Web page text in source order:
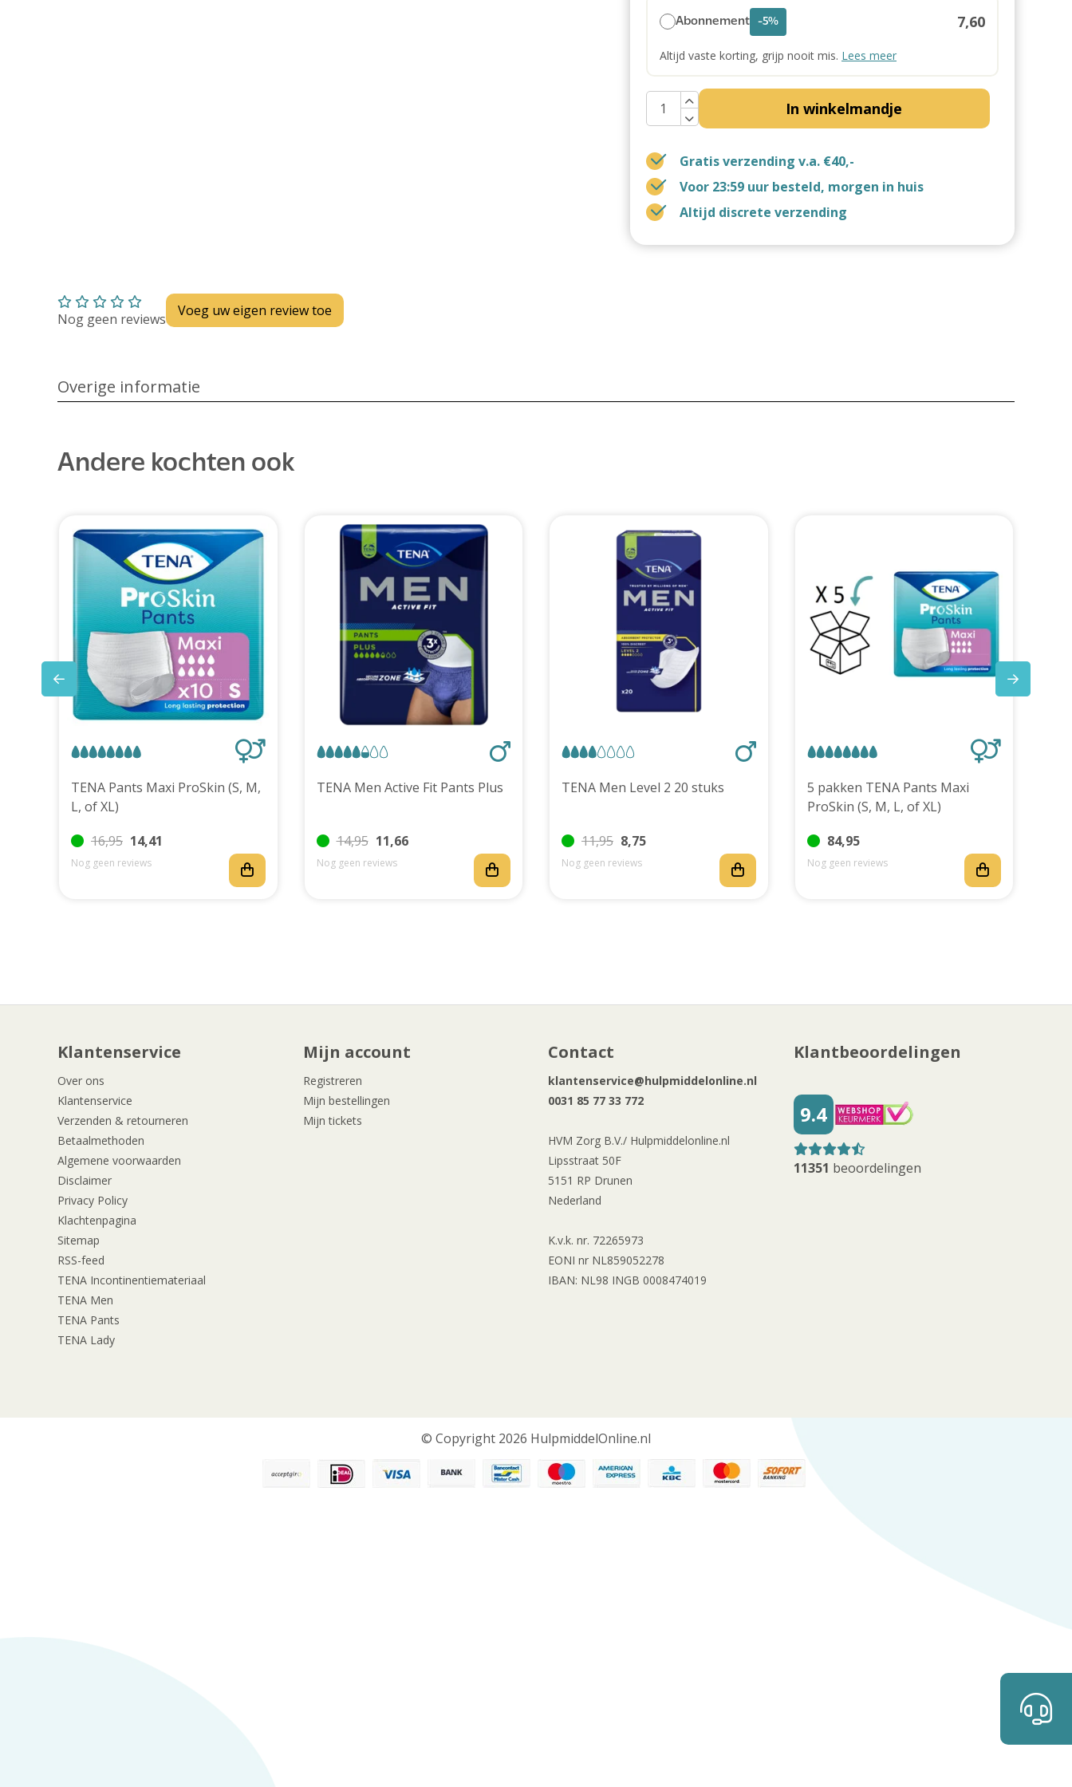
Abonnement -5% 7,60
Altijd vaste korting, grijp nooit mis. Lees meer
In winkelmandje
Gratis verzending v.a. €40,-
Voor 23:59 uur besteld, morgen in huis
Altijd discrete verzending
Nog geen reviews Voeg uw eigen review toe
Overige informatie
Andere kochten ook
TENA Pants Maxi ProSkin (S, M,
L, of XL)
16,95 14,41
Nog geen reviews
TENA Men Active Fit Pants Plus
14,95 11,66
Nog geen reviews
TENA Men Level 2 20 stuks
11,95 8,75
Nog geen reviews
5 pakken TENA Pants Maxi
ProSkin (S, M, L, of XL)
84,95
Nog geen reviews
Klantenservice
Over ons
Klantenservice
Verzenden & retourneren
Betaalmethoden
Algemene voorwaarden
Disclaimer
Privacy Policy
Klachtenpagina
Sitemap
RSS-feed
TENA Incontinentiemateriaal
TENA Men
TENA Pants
TENA Lady
Mijn account
Registreren
Mijn bestellingen
Mijn tickets
Contact
klantenservice@hulpmiddelonline.nl
0031 85 77 33 772
HVM Zorg B.V./ Hulpmiddelonline.nl
Lipsstraat 50F
5151 RP Drunen
Nederland
K.v.k. nr. 72265973
EONI nr NL859052278
IBAN: NL98 INGB 0008474019
Klantbeoordelingen
9.4
11351 beoordelingen
© Copyright 2026 HulpmiddelOnline.nl